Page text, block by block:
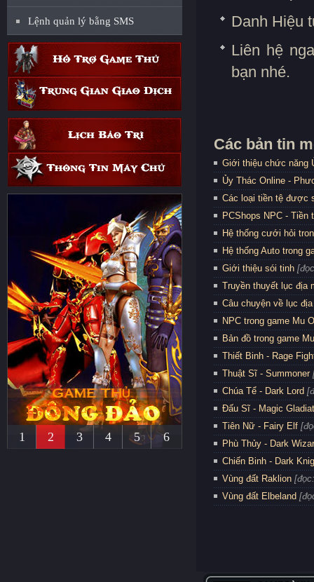
Lệnh quản lý bằng SMS
1 2 3 4 5 6
Danh Hiệu
Liên hệ
bạn nhé.
Các bản tin
Giới thiệu chức năng
Ủy Thác Online -
Các loại tiền tệ được
PCShops NPC - Tiền
Hệ thống cưới hỏi
Hệ thống Auto trong
Giới thiệu sói tinh
Truyền thuyết lục địa
Câu chuyện về lục
NPC trong game Mu
Bản đồ trong game
Thiết Binh - Rage
Thuật Sĩ - Summoner
Chúa Tể - Dark Lord
Đấu Sĩ - Magic
Tiên Nữ - Fairy Elf
Phù Thủy - Dark
Chiến Binh - Dark
Vùng đất Raklion
Vùng đất Elbeland